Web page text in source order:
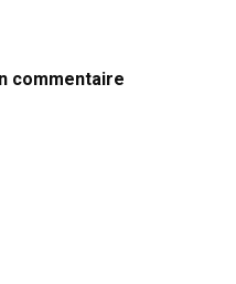
commentaire